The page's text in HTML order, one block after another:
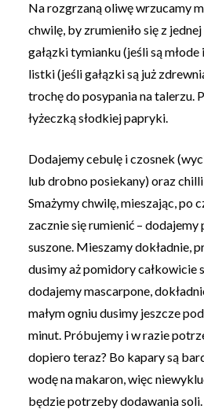
Na rozgrzaną oliwę wrzucamy
chwilę, by zrumieniło się z
gałązki tymianku (jeśli są
listki (jeśli gałązki są już
trochę do posypania na talerzu.
łyżeczką słodkiej papryki.
Dodajemy cebulę i czosnek
lub drobno posiekany) oraz
Smażymy chwilę, mieszając, po
zacznie się rumienić –
suszone. Mieszamy dokładnie,
dusimy aż pomidory całkowicie
dodajemy mascarpone,
małym ogniu dusimy jeszcze
minut. Próbujemy i w razie
dopiero teraz? Bo kapary są
wodę na makaron, więc
będzie potrzeby dodawania soli.